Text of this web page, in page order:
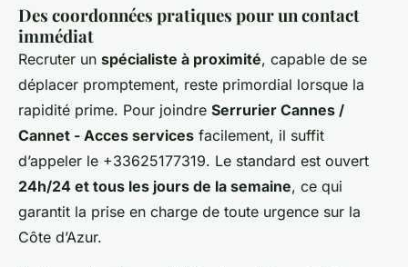
Des coordonnées pratiques pour un contact
immédiat
Recruter un spécialiste à proximité, capable de se
déplacer promptement, reste primordial lorsque la
rapidité prime. Pour joindre Serrurier Cannes /
Cannet - Acces services facilement, il suffit
d’appeler le +33625177319. Le standard est ouvert
24h/24 et tous les jours de la semaine, ce qui
garantit la prise en charge de toute urgence sur la
Côte d’Azur.